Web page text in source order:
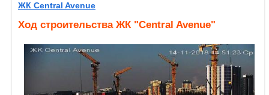
Новостройки
Новости
ЖК Central Avenue
Ход строительства ЖК "Central Avenue"